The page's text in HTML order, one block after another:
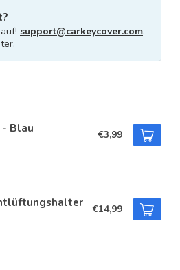
support@carkeycover.com.
Blau €3,99
€14,99